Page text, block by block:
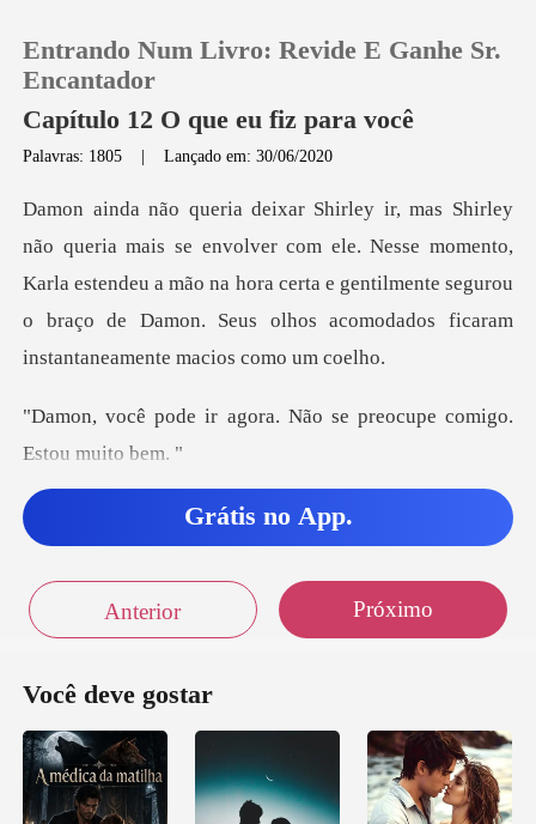
Loja
Histórico
Baixar App
Entrando Num Livro: Revide E Ganhe Sr.
Encantador
Capítulo 12 O que eu fiz para você
Palavras: 1805 |Lançado em: 30/06/2020
om ele. Nesse momento,
Karla estendeu a mão na hora certa e gentilmente segurou
o b
ora. Não se preocupe co
Grátis no App.
Anterior Próximo
Você deve gostar